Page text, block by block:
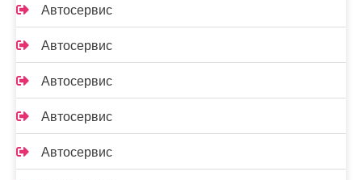
Автосервис
Автосервис
Автосервис
Автосервис
Автосервис